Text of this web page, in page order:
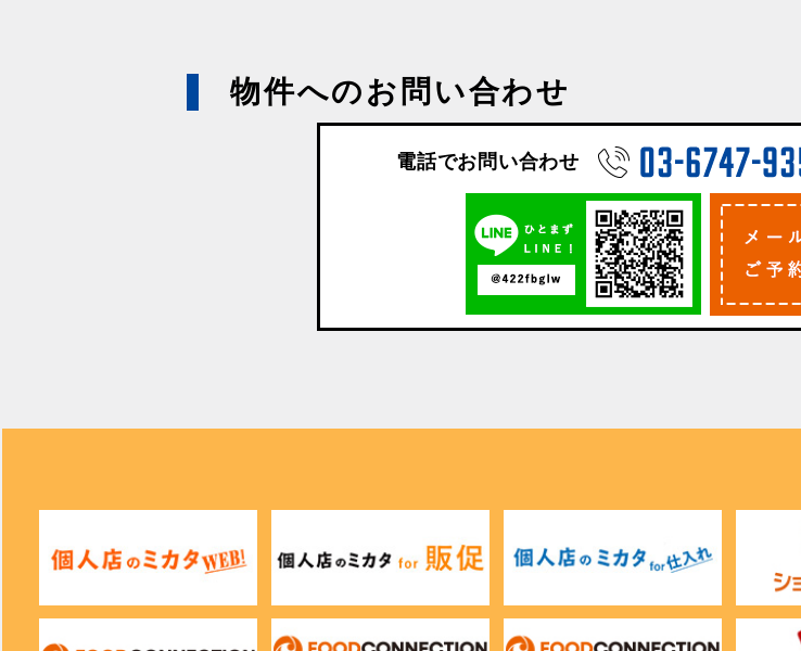
物件へのお問い合わせ
電話でお問い合わせ